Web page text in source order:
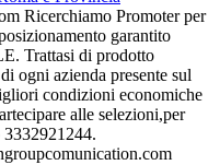
Ricerchiamo Promoter per
garantito
Trattasi di prodotto
ogni azienda presente sul
condizioni economiche
alle selezioni,per